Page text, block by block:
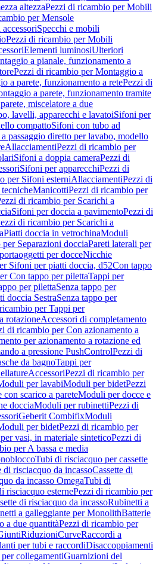
altezzaPezzi di ricambio per Mobili
per Mensole
Specchi e mobili
Pezzi di ricambio per Mobili
Elementi luminosiUlteriori
a pianale, funzionamento a
Pezzi di ricambio per Montaggio a
a parete, funzionamento a retePezzi di
a parete, funzionamento tramite
miscelatore a due
lavelli, apparecchi e lavatoiSifoni per
compattoSifoni con tubo ad
passaggio diretto per lavabo, modello
AllacciamentiPezzi di ricambio per
Sifoni a doppia cameraPezzi di
Sifoni per apparecchiPezzi di
per Sifoni esterniAllacciamentiPezzi di
ManicottiPezzi di ricambio per
di ricambio per Scarichi a
Sifoni per doccia a pavimentoPezzi di
di ricambio per Scarichi a
Piatti doccia in vetrochinaModuli
Separazioni docciaPareti laterali per
per docceNicchie
Sifoni per piatti doccia, d52Con tappo
Con tappo per pilettaTappi per
per pilettaSenza tappo per
doccia SestraSenza tappo per
per Tappi per
rotazioneAccessori di completamento
di ricambio per Con azionamento a
per azionamento a rotazione ed
a pressione PushControlPezzi di
da bagnoTappi per
AccessoriPezzi di ricambio per
per lavabiModuli per bidetPezzi
scarico a pareteModuli per docce e
docciaModuli per rubinettiPezzi di
Geberit CombifixModuli
per bidetPezzi di ricambio per
vasi, in materiale sinteticoPezzi di
per A bassa e media
Tubi di risciacquo per cassette
di risciacquo da incassoCassette di
da incasso OmegaTubi di
risciacquo esternePezzi di ricambio per
di risciacquo da incassoRubinetti a
a galleggiante per MonolithBatterie
a due quantitàPezzi di ricambio per
RiduzioniCurveRaccordi a
per tubi e raccordiDisaccoppiamenti
collegamentiGuarnizioni del